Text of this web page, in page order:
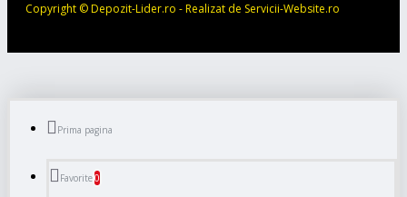
Copyright © Depozit-Lider.ro - Realizat de Servicii-Website.ro
Prima pagina
Favorite0